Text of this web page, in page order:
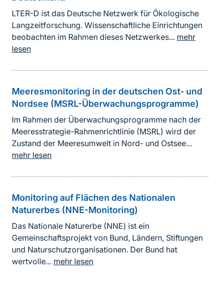
LTER-D ist das Deutsche Netzwerk für Ökologische
Langzeitforschung. Wissenschaftliche Einrichtungen
beobachten im Rahmen dieses Netzwerkes... mehr
lesen
Meeresmonitoring in der deutschen Ost- und
Nordsee (MSRL-Überwachungsprogramme)
Im Rahmen der Überwachungsprogramme nach der
Meeresstrategie-Rahmenrichtlinie (MSRL) wird der
Zustand der Meeresumwelt in Nord- und Ostsee...
mehr lesen
Monitoring auf Flächen des Nationalen
Naturerbes (NNE-Monitoring)
Das Nationale Naturerbe (NNE) ist ein
Gemeinschaftsprojekt von Bund, Ländern, Stiftungen
und Naturschutzorganisationen. Der Bund hat
wertvolle... mehr lesen